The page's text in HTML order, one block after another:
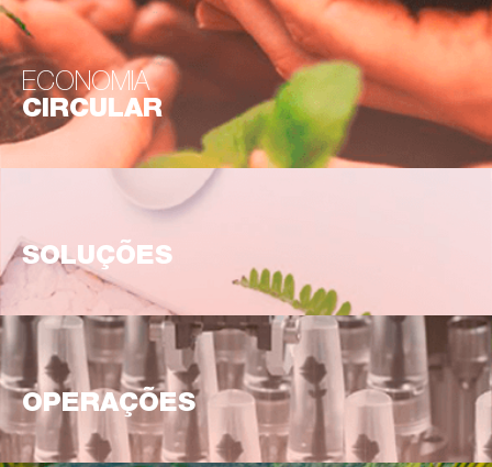
ECONOMIA
CIRCULAR
SOLUÇÕES
OPERAÇÕES